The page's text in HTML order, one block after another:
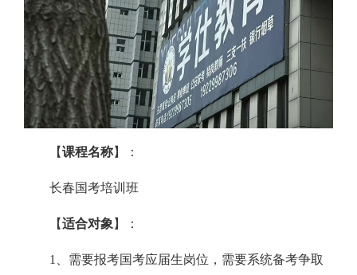
【课程名称】：
长春国考培训班
【适合对象 】：
1、需要报考国考应届生岗位，需要系统备考争取